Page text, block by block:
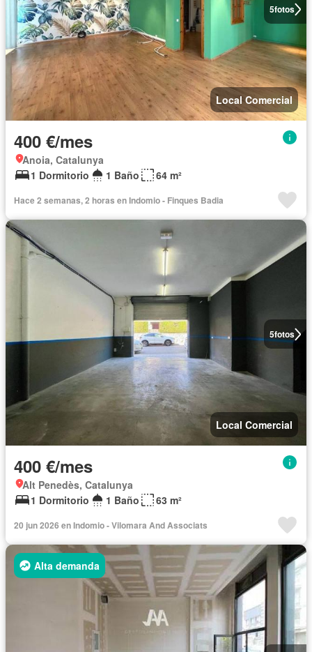
5fotos
Local Comercial
400 €/mes
Anoia, Catalunya
1 Dormitorio
1 Baño 64 m²
Hace 2 semanas, 2 horas en Indomio - Finques Badia
5fotos
Local Comercial
400 €/mes
Alt Penedès, Catalunya
1 Dormitorio
1 Baño 63 m²
20 jun 2026 en Indomio - Vilomara And Associats
Alta demanda